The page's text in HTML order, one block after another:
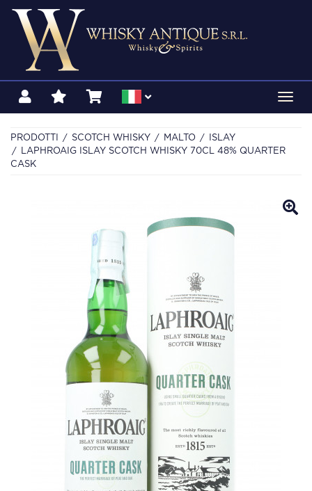
PRODOTTI SCOTCH WHISKY MALTO
ISLAY
LAPHROAIG ISLAY SCOTCH WHISKY 70CL 48% QUARTER
CASK